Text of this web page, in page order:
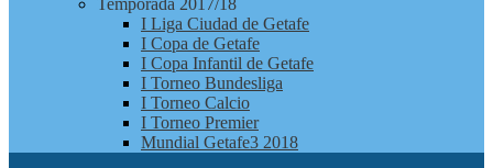
Temporada 2017/18
I Liga Ciudad de Getafe
I Copa de Getafe
I Copa Infantil de Getafe
I Torneo Bundesliga
I Torneo Calcio
I Torneo Premier
Mundial Getafe3 2018